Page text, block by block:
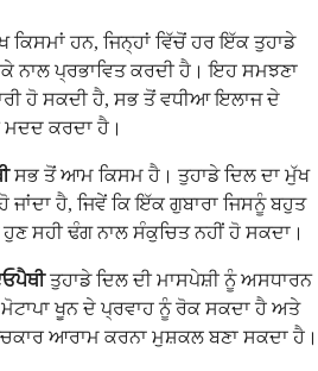
ਹਨ, ਜਿਨ੍ਹਾਂ ਵਿੱਚੋਂ ਹਰ ਇੱਕ ਤੁਹਾਡੇ
ਨਾਲ ਪ੍ਰਭਾਵਿਤ ਕਰਦੀ ਹੈ। ਇਹ ਸਮਝਣਾ
ਹੋ ਸਕਦੀ ਹੈ, ਸਭ ਤੋਂ ਵਧੀਆ ਇਲਾਜ ਦੇ
ਕਰਦਾ ਹੈ।
ਸਭ ਤੋਂ ਆਮ ਕਿਸਮ ਹੈ। ਤੁਹਾਡੇ ਦਿਲ ਦਾ ਮੁੱਖ
ਹੈ, ਜਿਵੇਂ ਕਿ ਇੱਕ ਗੁਬਾਰਾ ਜਿਸਨੂੰ ਬਹੁਤ
ਸਹੀ ਢੰਗ ਨਾਲ ਸੰਕੁਚਿਤ ਨਹੀਂ ਹੋ ਸਕਦਾ।
ਤੁਹਾਡੇ ਦਿਲ ਦੀ ਮਾਸਪੇਸ਼ੀ ਨੂੰ ਅਸਧਾਰਨ
ਖੂਨ ਦੇ ਪ੍ਰਵਾਹ ਨੂੰ ਰੋਕ ਸਕਦਾ ਹੈ ਅਤੇ
ਆਰਾਮ ਕਰਨਾ ਮੁਸ਼ਕਲ ਬਣਾ ਸਕਦਾ ਹੈ।